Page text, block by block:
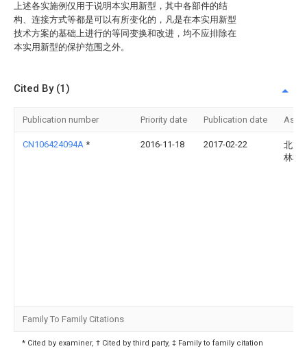
上述各实施例仅用于说明本实用新型，其中各部件的结
构、连接方式等都是可以有所变化的，凡是在本实用新型
技术方案的基础上进行的等同变换和改进，均不应排除在
本实用新型的保护范围之外。
Cited By (1)
Publication number Priority date Publication date
CN106424094A * 2016-11-18 2017-02-22
北京
林科
Family To Family Citations
* Cited by examiner, † Cited by third party, ‡ Family to family citation